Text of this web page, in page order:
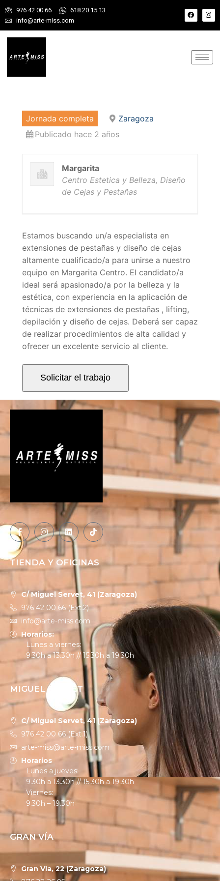
976 42 00 66
618 20 15 13
info@arte-miss.com
Jornada completa
Zaragoza
Publicado hace 2 años
Margarita
Centro Estetica y Belleza, Diseño
de Cejas y Pestañas
Estamos buscando un/a especialista en
extensiones de pestañas y diseño de cejas
altamente cualificado/a para unirse a nuestro
equipo en Margarita Centro. El candidato/a
ideal será apasionado/a por la belleza y la
estética, con experiencia en la aplicación de
técnicas de extensiones de pestañas , lifting,
depilación y diseño de cejas. Deberá ser capaz
de realizar procedimientos de alta calidad y
ofrecer un excelente servicio al cliente.
TIENDA Y OFICINAS
C/ Miguel Servet, 41 (Zaragoza)
976 42 00 66 (Ext.2)
info@arte-miss.com
Horarios:
Lunes a viernes:
9.30h a 13.30h // 15.30h a 19.30h
MIGUEL SERVET
C/ Miguel Servet, 41 (Zaragoza)
976 42 00 66 (Ext.1)
arte-miss@arte-miss.com
Horarios
Lunes a jueves:
9.30h a 13.30h // 15.30h a 19.30h
Viernes:
9.30h – 19.30h
GRAN VÍA
Gran Vía, 22 (Zaragoza)